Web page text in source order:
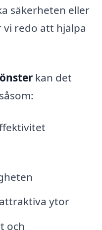
säkerheten eller
redo att hjälpa
kan det
ytor
och